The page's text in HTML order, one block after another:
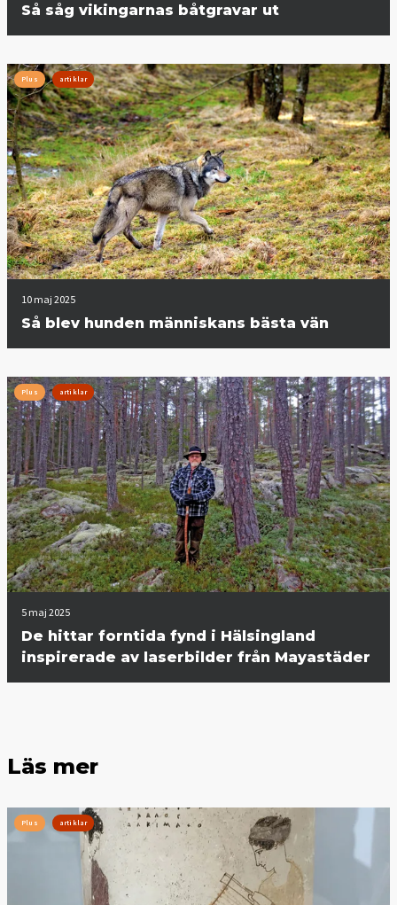
Så såg vikingarnas båtgravar ut
Plus artiklar
10 maj 2025
Så blev hunden människans bästa vän
Plus artiklar
5 maj 2025
De hittar forntida fynd i Hälsingland
inspirerade av laserbilder från Mayastäder
Läs mer
Plus artiklar